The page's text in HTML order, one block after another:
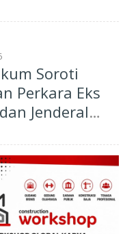
Soroti
Perkara Eks
Jenderal
Rivalitas